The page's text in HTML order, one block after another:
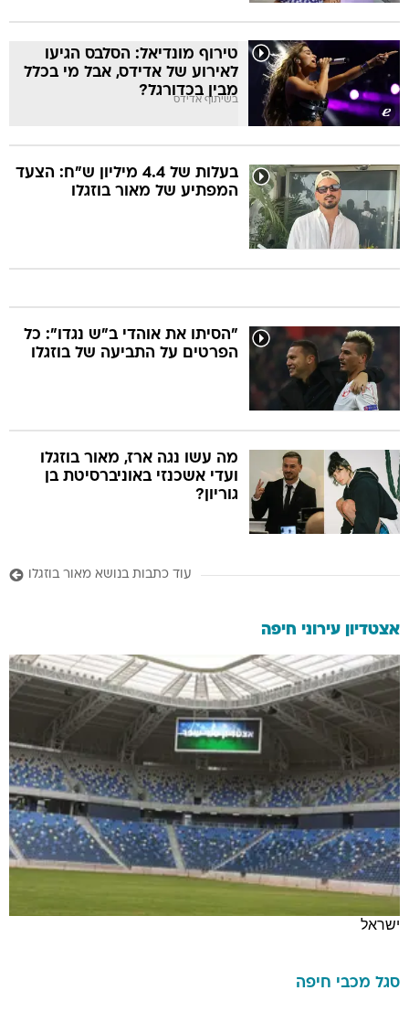
טירוף מונדיאל: הסלבס הגיעו
לאירוע של אדידס, אבל מי בכלל
מבין בכדורגל?
בשיתוף אדידס
בעלות של 4.4 מיליון ש"ח: הצעד
המפתיע של מאור בוזגלו
ֻ"הסיתו את אוהדי ב"ש נגדו": כל
הפרטים על התביעה של בוזגלו
מה עשו נגה ארז, מאור בוזגלו
ועדי אשכנזי באוניברסיטת בן
גוריון?
עוד כתבות בנושא מאור בוזגלו
אצטדיון עירוני חיפה
ישראל
סגל מכבי חיפה